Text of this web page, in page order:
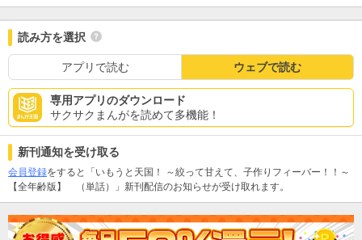
読み方を選択
アプリで読む ウェブで読む
専用アプリのダウンロード
サクサクまんがを読めて多機能！
新刊通知を受け取る
会員登録をすると「いもうと天国！ ～絞って甘えて、子作りフィーバー！！～
【全年齢版】 （単話）」新刊配信のお知らせが受け取れます。